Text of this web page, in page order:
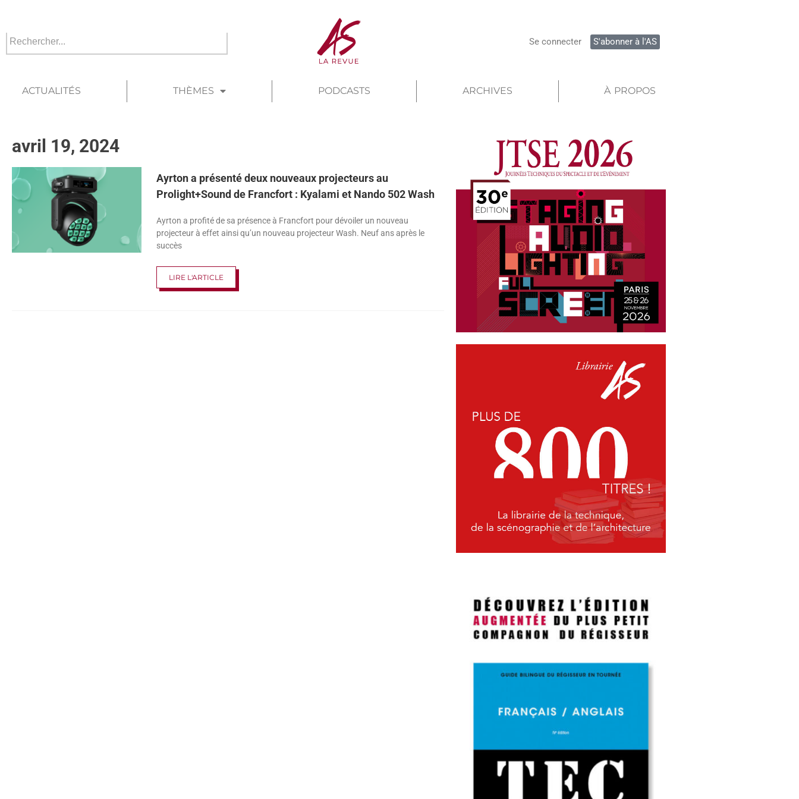
Se connecter S'abonner à l'AS
ACTUALITÉS THÈMES PODCASTS ARCHIVES À PROPOS
avril 19, 2024
Ayrton a présenté deux nouveaux projecteurs au
Prolight+Sound de Francfort : Kyalami et Nando 502 Wash
Ayrton a profité de sa présence à Francfort pour dévoiler un nouveau
projecteur à effet ainsi qu’un nouveau projecteur Wash. Neuf ans après le
succès
LIRE L'ARTICLE